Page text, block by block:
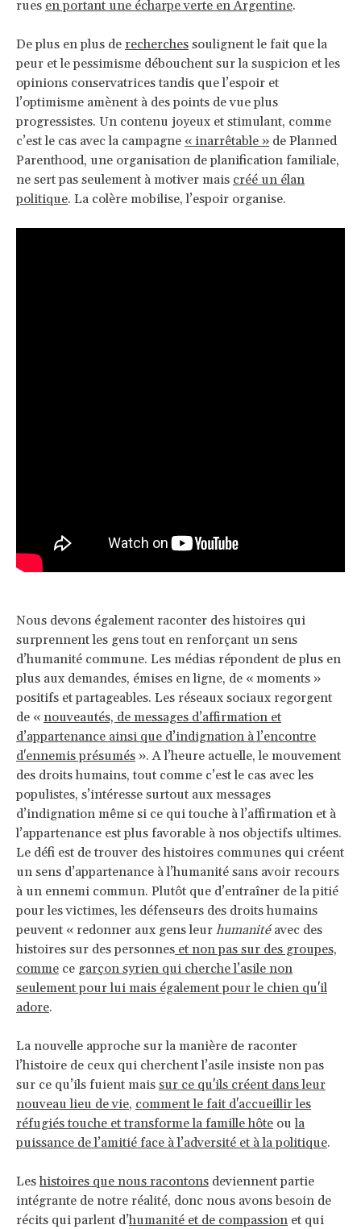
rues en portant une écharpe verte en Argentine.
De plus en plus de recherches soulignent le fait que la
peur et le pessimisme débouchent sur la suspicion et les
opinions conservatrices tandis que l’espoir et
l’optimisme amènent à des points de vue plus
progressistes. Un contenu joyeux et stimulant, comme
c’est le cas avec la campagne « inarrêtable » de Planned
Parenthood, une organisation de planification familiale,
ne sert pas seulement à motiver mais créé un élan
politique. La colère mobilise, l’espoir organise.
Nous devons également raconter des histoires qui
surprennent les gens tout en renforçant un sens
d’humanité commune. Les médias répondent de plus en
plus aux demandes, émises en ligne, de « moments »
positifs et partageables. Les réseaux sociaux regorgent
de « nouveautés, de messages d’affirmation et
d’appartenance ainsi que d’indignation à l’encontre
d'ennemis présumés ». A l’heure actuelle, le mouvement
des droits humains, tout comme c’est le cas avec les
populistes, s’intéresse surtout aux messages
d’indignation même si ce qui touche à l’affirmation et à
l’appartenance est plus favorable à nos objectifs ultimes.
Le défi est de trouver des histoires communes qui créent
un sens d’appartenance à l’humanité sans avoir recours
à un ennemi commun. Plutôt que d’entraîner de la pitié
pour les victimes, les défenseurs des droits humains
peuvent « redonner aux gens leur humanitéavec des
histoires sur des personnes et non pas sur des groupes,
comme ce garçon syrien qui cherche l’asile non
seulement pour lui mais également pour le chien qu'il
adore.
La nouvelle approche sur la manière de raconter
l’histoire de ceux qui cherchent l’asile insiste non pas
sur ce qu’ils fuient mais sur ce qu'ils créent dans leur
nouveau lieu de vie, comment le fait d'accueillir les
réfugiés touche et transforme la famille hôte oula
puissance de l’amitié face à l’adversité et à la politique.
Leshistoires que nous racontons deviennent partie
intégrante de notre réalité, donc nous avons besoin de
récits qui parlent d’humanité et de compassion et qui